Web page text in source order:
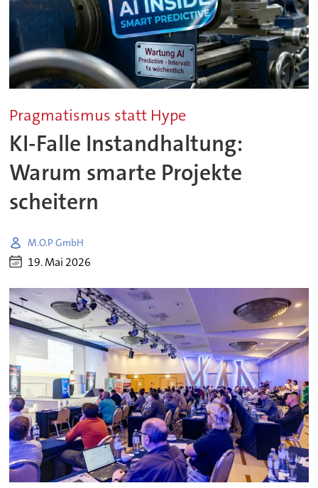
Pragmatismus statt Hype
KI-Falle Instandhaltung:
Warum smarte Projekte
scheitern
M.O.P GmbH
19. Mai 2026